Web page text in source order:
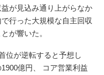
が見込み通り上がらなか
行った大規模な自主回収
が響いた。
位が逆転すると予想し
億円、 コア営業利益